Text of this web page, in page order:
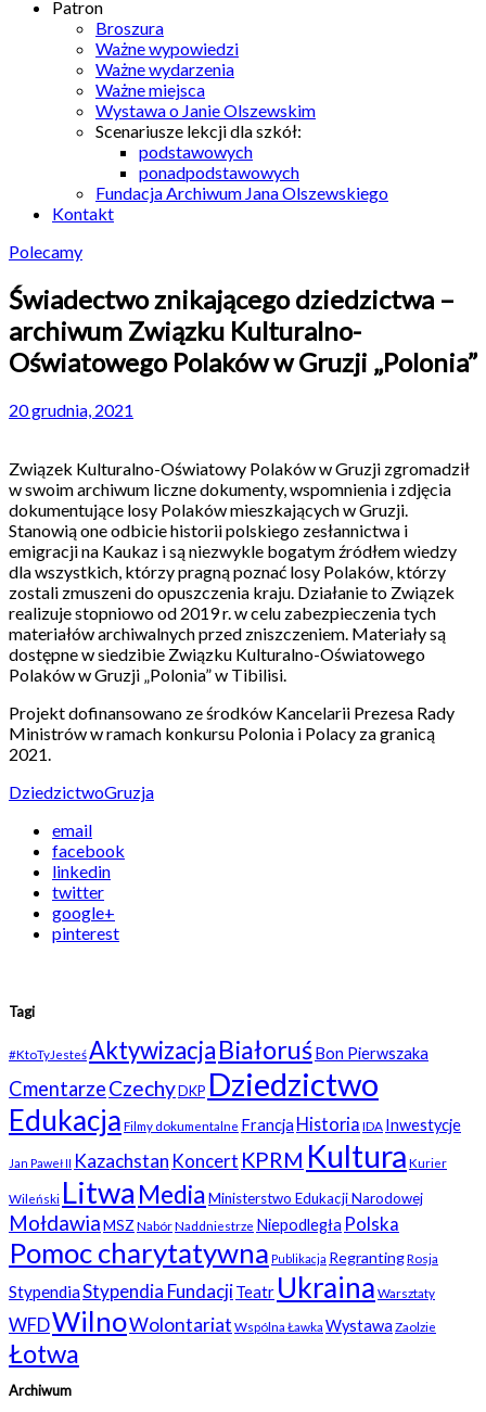
Patron
Broszura
Ważne wypowiedzi
Ważne wydarzenia
Ważne miejsca
Wystawa o Janie Olszewskim
Scenariusze lekcji dla szkół:
podstawowych
ponadpodstawowych
Fundacja Archiwum Jana Olszewskiego
Kontakt
Polecamy
Świadectwo znikającego dziedzictwa –
archiwum Związku Kulturalno-
Oświatowego Polaków w Gruzji „Polonia”
20 grudnia, 2021
Związek Kulturalno-Oświatowy Polaków w Gruzji zgromadził
w swoim archiwum liczne dokumenty, wspomnienia i zdjęcia
dokumentujące losy Polaków mieszkających w Gruzji.
Stanowią one odbicie historii polskiego zesłannictwa i
emigracji na Kaukaz i są niezwykle bogatym źródłem wiedzy
dla wszystkich, którzy pragną poznać losy Polaków, którzy
zostali zmuszeni do opuszczenia kraju. Działanie to Związek
realizuje stopniowo od 2019 r. w celu zabezpieczenia tych
materiałów archiwalnych przed zniszczeniem. Materiały są
dostępne w siedzibie Związku Kulturalno-Oświatowego
Polaków w Gruzji „Polonia” w Tibilisi.
Projekt dofinansowano ze środków Kancelarii Prezesa Rady
Ministrów w ramach konkursu Polonia i Polacy za granicą
2021.
DziedzictwoGruzja
email
facebook
linkedin
twitter
google+
pinterest
Tagi
#KtoTyJesteśAktywizacjaBiałoruśBon Pierwszaka
CmentarzeCzechyDKP Dziedzictwo
Edukacja Filmy dokumentalne Francja Historia IDA Inwestycje
Jan Paweł II Kazachstan Koncert KPRM Kultura Kurier
Wileński Litwa MediaMinisterstwo Edukacji Narodowej
MołdawiaMSZ NabórNaddniestrze Niepodległa Polska
Pomoc charytatywna Publikacja RegrantingRosja
StypendiaStypendia FundacjiTeatr Ukraina Warsztaty
WFDWilnoWolontariat Wspólna Ławka Wystawa Zaolzie
Łotwa
Archiwum